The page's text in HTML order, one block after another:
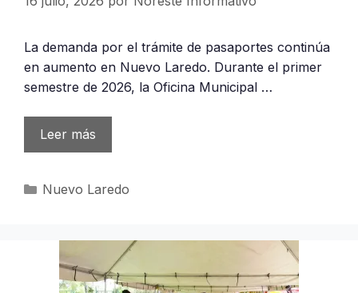
La demanda por el trámite de pasaportes continúa
en aumento en Nuevo Laredo. Durante el primer
semestre de 2026, la Oficina Municipal …
Leer más
Categorías
Nuevo Laredo